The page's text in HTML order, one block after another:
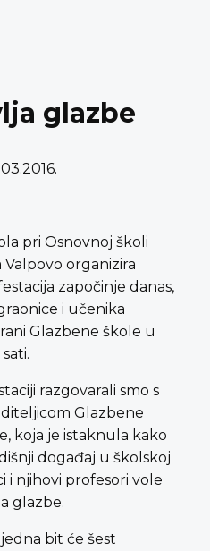
glazbe
pri Osnovnoj školi
organizira
započinje danas,
i učenika
Glazbene škole u
razgovarali smo s
Glazbene
koja je istaknula kako
događaj u školskoj
i njihovi profesori vole
glazbe.
bit će šest